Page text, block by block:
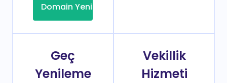
Domain Yenileme
Geç
Yenileme
Vekillik
Hizmeti